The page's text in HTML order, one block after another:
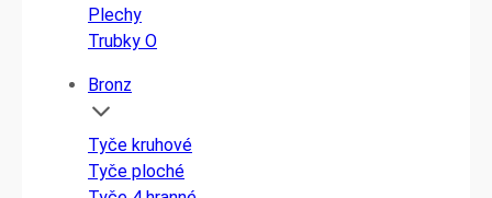
Plechy
Trubky O
Bronz
Tyče kruhové
Tyče ploché